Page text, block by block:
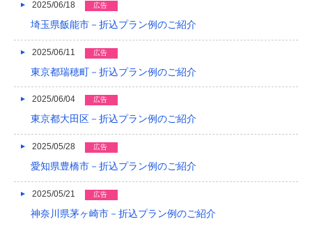
2015/10
2015/09
2015/08
2015/07
2015/01
2014/12
2025/06/18 広告
埼玉県飯能市－折込プラン例のご紹介
2025/06/11 広告
東京都瑞穂町－折込プラン例のご紹介
2025/06/04 広告
東京都大田区－折込プラン例のご紹介
2025/05/28 広告
愛知県豊橋市－折込プラン例のご紹介
2025/05/21 広告
神奈川県茅ヶ崎市－折込プラン例のご紹介